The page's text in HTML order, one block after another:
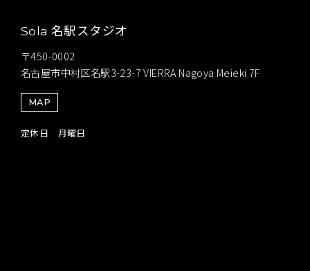
Sola 名駅スタジオ
〒450-0002
名古屋市中村区名駅3-23-7 VIERRA Nagoya Meieki 7F
MAP
定休日 月曜日